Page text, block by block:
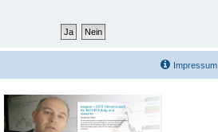
Impressum